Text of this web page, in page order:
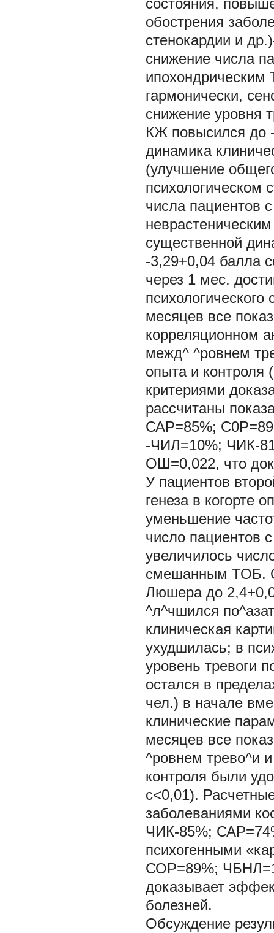
состояния,
обострения
стенокардии и
снижение числа
ипохондрическим
гармонически,
снижение уровня
КЖ повысился до
динамика
(улучшение
психологическом
числа пациентов
существенной
-3,29+0,04 балла
через 1 мес.
месяцев все
корреляционном
межд^ ^ровнем
опыта и контроля
критериями
рассчитаны
САР=85%;
-ЧИЛ=10%; ЧИК-
ОШ=0,022, что
У пациентов
генеза в когорте
уменьшение
число пациентов
увеличилось
смешанным ТОБ.
Люшера до
^л^чшился
клиническая
ухудшилась; в
уровень тревоги
остался в
чел.) в начале
клинические
месяцев все
^ровнем трево^и
контроля были
с<0,01).
заболеваниями
ЧИК-85%;
психогенными
СОР=89%;
доказывает
болезней.
Обсуждение